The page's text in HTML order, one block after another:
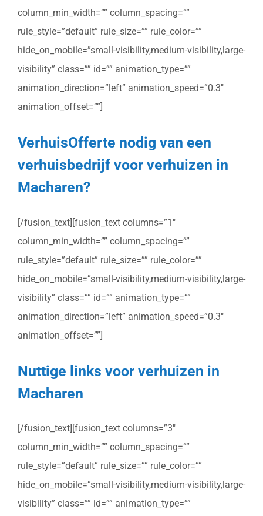
column_min_width=”” column_spacing=””
rule_style=”default” rule_size=”” rule_color=””
hide_on_mobile=”small-visibility,medium-visibility,large-
visibility” class=”” id=”” animation_type=””
animation_direction=”left” animation_speed=”0.3″
animation_offset=””]
VerhuisOfferte nodig van een
verhuisbedrijf voor verhuizen in
Macharen?
[/fusion_text][fusion_text columns=”1″
column_min_width=”” column_spacing=””
rule_style=”default” rule_size=”” rule_color=””
hide_on_mobile=”small-visibility,medium-visibility,large-
visibility” class=”” id=”” animation_type=””
animation_direction=”left” animation_speed=”0.3″
animation_offset=””]
Nuttige links voor verhuizen in
Macharen
[/fusion_text][fusion_text columns=”3″
column_min_width=”” column_spacing=””
rule_style=”default” rule_size=”” rule_color=””
hide_on_mobile=”small-visibility,medium-visibility,large-
visibility” class=”” id=”” animation_type=””